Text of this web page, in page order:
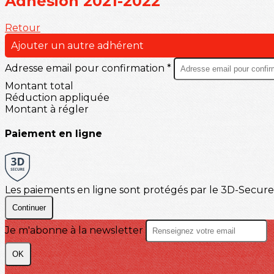
Retour
Ajouter un autre adhérent
Adresse email pour confirmation *
Montant total
Réduction appliquée
Montant à régler
Paiement en ligne
Les paiements en ligne sont protégés par le 3D-
Continuer
Je m'abonne à la newsletter
OK